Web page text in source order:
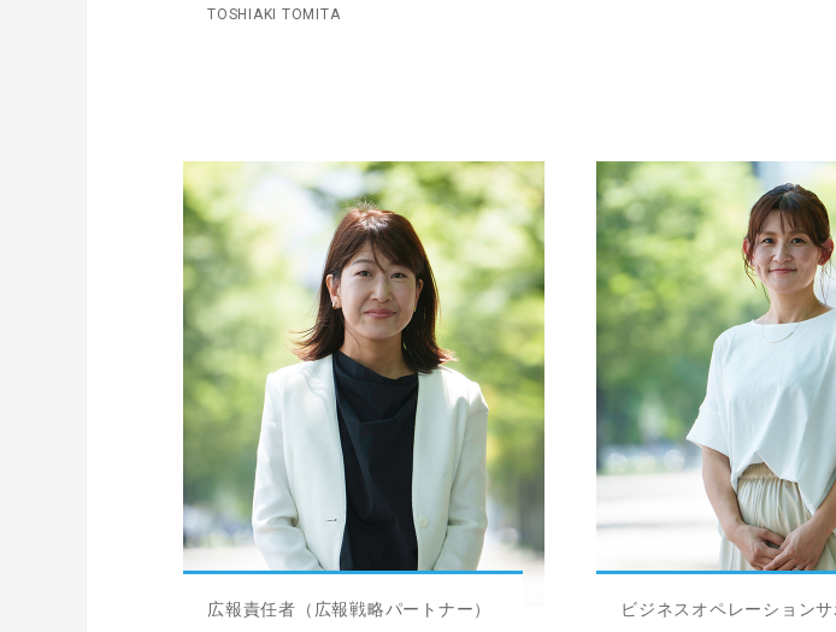
TOSHIAKI TOMITA
広報責任者（広報戦略パートナー）
ビジネスオペレーション